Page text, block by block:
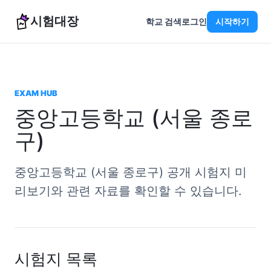
시험대장 학교 검색로그인 시작하기
EXAM HUB
중앙고등학교 (서울 종로
구)
중앙고등학교 (서울 종로구) 공개 시험지 미
리보기와 관련 자료를 확인할 수 있습니다.
시험지 목록